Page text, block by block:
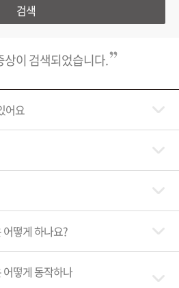
검색
상이 검색되었습니다.
어요
떻게 하나요?
떻게 동작하나